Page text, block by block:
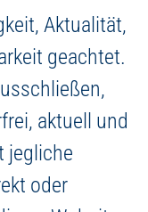
Aktualität,
geachtet.
aktuell und
jegliche
oder